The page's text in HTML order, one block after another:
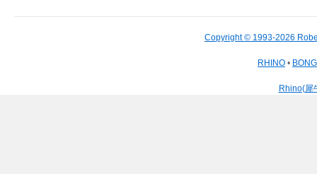
Copyright © 1993-2026
RHINO •
Rhino(犀